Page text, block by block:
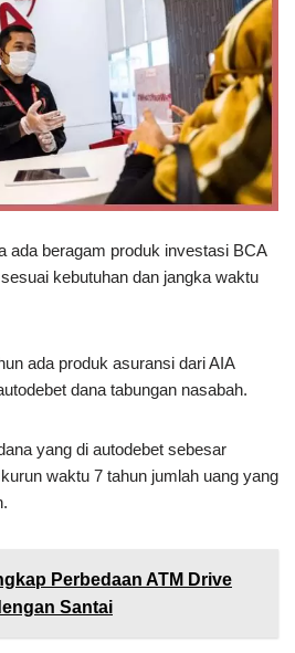
ada beragam produk investasi BCA
kebutuhan dan jangka waktu
ada produk asuransi dari AIA
dana tabungan nasabah.
yang di autodebet sebesar
waktu 7 tahun jumlah uang yang
Perbedaan ATM Drive
Santai